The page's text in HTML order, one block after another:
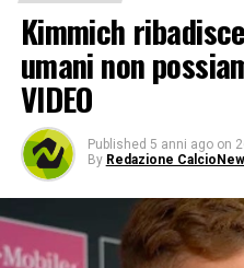
Kimmich
umani non
VIDEO
Published 5 anni ago on
By Redazione